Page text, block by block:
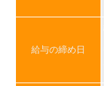
給与の締め日